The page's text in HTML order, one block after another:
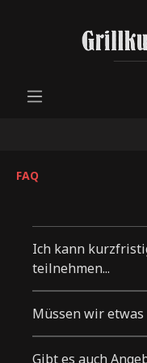
FAQ
Ich kann
teilnehmen...
Grillkursekönnen
werden
Müssen wir
Nur gute Laune
Gibt es auch